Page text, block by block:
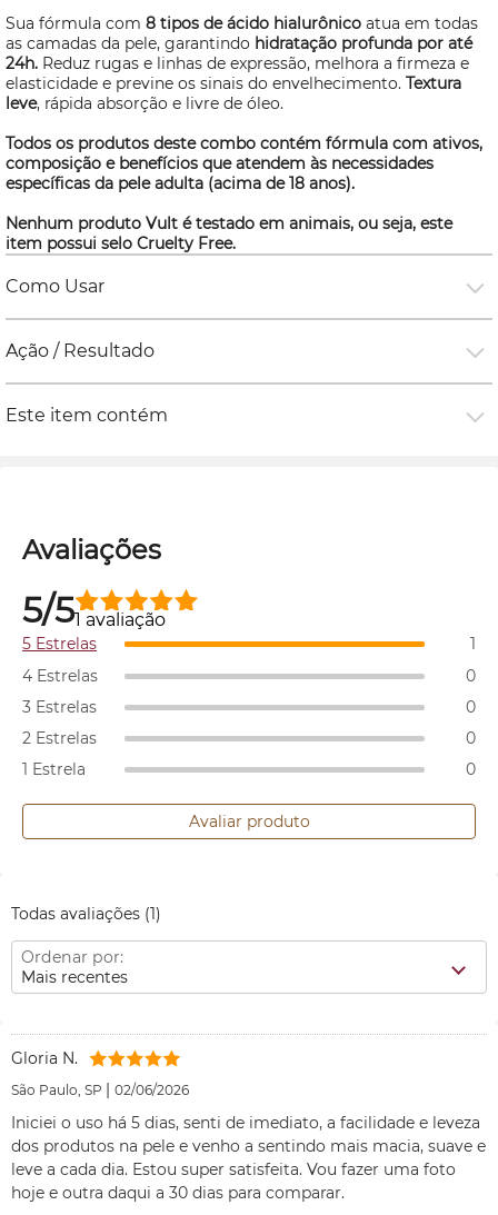
Sua fórmula com 8 tipos de ácido hialurônico atua em todas
as camadas da pele, garantindo hidratação profunda por até
24h. Reduz rugas e linhas de expressão, melhora a firmeza e
elasticidade e previne os sinais do envelhecimento. Textura
leve, rápida absorção e livre de óleo.
Todos os produtos deste combo contém fórmula com ativos,
composição e benefícios que atendem às necessidades
específicas da pele adulta (acima de 18 anos).
Nenhum produto Vult é testado em animais, ou seja, este
item possui selo Cruelty Free.
Como Usar
Ação / Resultado
Este item contém
Avaliações
5/51 avaliação
5 Estrelas
1
4 Estrelas
0
3 Estrelas
0
2 Estrelas
0
1 Estrela
0
Avaliar produto
Todas avaliações (1)
Ordenar por:
Mais recentes
Gloria N.
São Paulo, SP | 02/06/2026
Iniciei o uso há 5 dias, senti de imediato, a facilidade e leveza
dos produtos na pele e venho a sentindo mais macia, suave e
leve a cada dia. Estou super satisfeita. Vou fazer uma foto
hoje e outra daqui a 30 dias para comparar.